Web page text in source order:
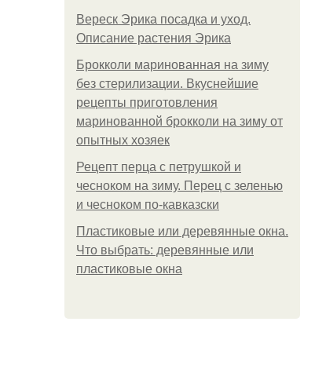
Вереск Эрика посадка и уход.
Описание растения Эрика
Брокколи маринованная на зиму
без стерилизации. Вкуснейшие
рецепты приготовления
маринованной брокколи на зиму от
опытных хозяек
Рецепт перца с петрушкой и
чесноком на зиму. Перец с зеленью
и чесноком по-кавказски
Пластиковые или деревянные окна.
Что выбрать: деревянные или
пластиковые окна